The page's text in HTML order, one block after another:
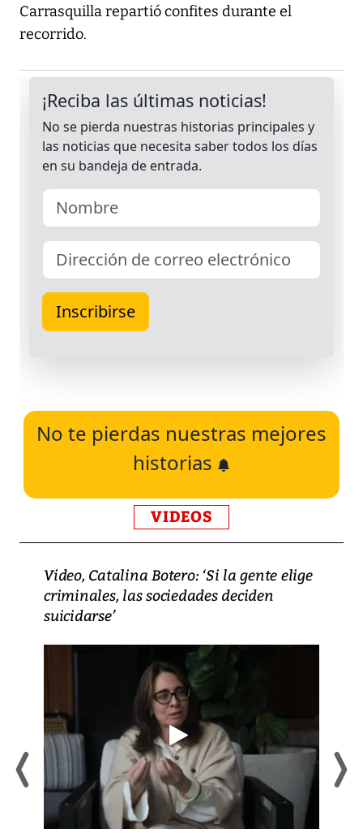
Carrasquilla repartió confites durante el
recorrido.
No te pierdas nuestras mejores
historias
VIDEOS
Video, Catalina Botero: ‘Si la gente elige
criminales, las sociedades deciden
suicidarse’